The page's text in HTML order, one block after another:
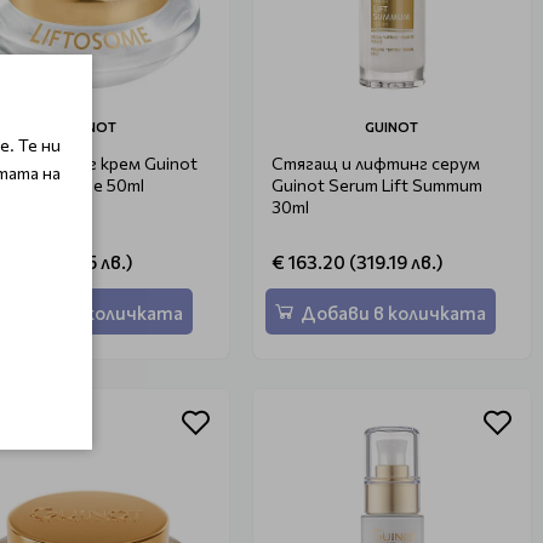
GUINOT
лифтинг крем Guinot
Liftosome 50ml
(179.35 лв.)
Добави в количката
GUINOT
Стягащ и лифтинг серум
Guinot Serum Lift Summum
30ml
€ 163.20 (319.19 лв.)
Добави в количката
Те ни
на